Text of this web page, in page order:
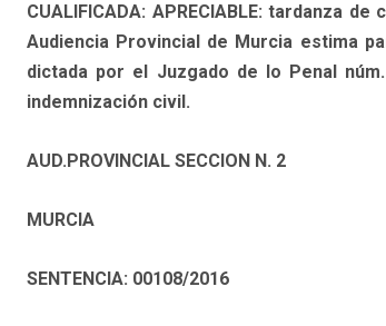
CUALIFICADA: APRECIABLE: tardanza
Audiencia Provincial de Murcia estima
dictada por el Juzgado de lo Penal
indemnización civil.
AUD.PROVINCIAL SECCION N. 2
MURCIA
SENTENCIA: 00108/2016